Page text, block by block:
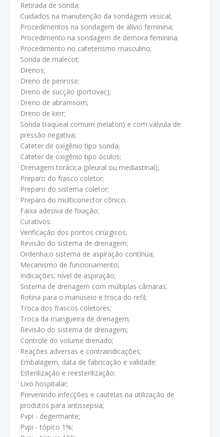
Retirada de sonda;
Cuidados na manutenção da sondagem vesical;
Procedimentos na sondagem de alívio feminina;
Procedimento na sondagem de demora feminina;
Procedimento no cateterismo masculino;
Sonda de malecot;
Drenos;
Dreno de penrose;
Dreno de sucção (portovac);
Dreno de abramsom;
Dreno de kerr;
Sonda traqueal comum (nelaton) e com válvula de
pressão negativa;
Cateter de oxigênio tipo sonda;
Cateter de oxigênio tipo óculos;
Drenagem torácica (pleural ou mediastinal);
Preparo do frasco coletor;
Preparo do sistema coletor;
Preparo do multiconector cônico;
Faixa adesiva de fixação;
Curativos:
Verificação dos pontos cirúrgicos;
Revisão do sistema de drenagem;
Ordenha;o sistema de aspiração contínua;
Mecanismo de funcionamento;
Indicações; nível de aspiração;
Sistema de drenagem com múltiplas câmaras;
Rotina para o manuseio e troca do refil;
Troca dos frascos coletores;
Troca da mangueira de drenagem;
Revisão do sistema de drenagem;
Controle do volume drenado;
Reações adversas e contraindicações;
Embalagem, data de fabricação e validade;
Esterilização e reesterilização;
Lixo hospitalar;
Prevenindo infecções e cautelas na utilização de
produtos para antissepsia;
Pvpi - degermante;
Pvpi - tópico 1%;